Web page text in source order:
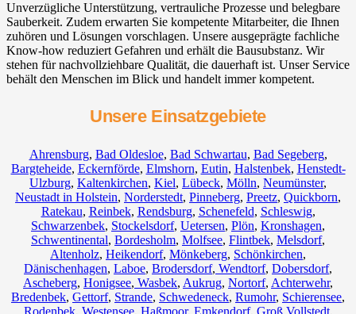
Unverzügliche Unterstützung, vertrauliche Prozesse und belegbare
Sauberkeit. Zudem erwarten Sie kompetente Mitarbeiter, die Ihnen
zuhören und Lösungen vorschlagen. Unsere ausgeprägte fachliche
Know-how reduziert Gefahren und erhält die Bausubstanz. Wir
stehen für nachvollziehbare Qualität, die dauerhaft ist. Unser Service
behält den Menschen im Blick und handelt immer kompetent.
Unsere Einsatzgebiete
Ahrensburg, Bad Oldesloe, Bad Schwartau, Bad Segeberg,
Bargteheide, Eckernförde, Elmshorn, Eutin, Halstenbek, Henstedt-
Ulzburg, Kaltenkirchen, Kiel, Lübeck, Mölln, Neumünster,
Neustadt in Holstein, Norderstedt, Pinneberg, Preetz, Quickborn,
Ratekau, Reinbek, Rendsburg, Schenefeld, Schleswig,
Schwarzenbek, Stockelsdorf, Uetersen, Plön, Kronshagen,
Schwentinental, Bordesholm, Molfsee, Flintbek, Melsdorf,
Altenholz, Heikendorf, Mönkeberg, Schönkirchen,
Dänischenhagen, Laboe, Brodersdorf, Wendtorf, Dobersdorf,
Ascheberg, Honigsee, Wasbek, Aukrug, Nortorf, Achterwehr,
Bredenbek, Gettorf, Strande, Schwedeneck, Rumohr, Schierensee,